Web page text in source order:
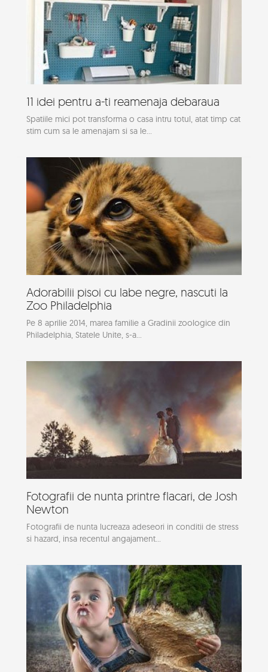
11 idei pentru a-ti reamenaja debaraua
Spatiile mici pot transforma o casa intru totul, atat timp cat
stim cum sa le amenajam si sa le...
Adorabilii pisoi cu labe negre, nascuti la
Zoo Philadelphia
Pe 8 aprilie 2014, marea familie a Gradinii zoologice din
Philadelphia, Statele Unite, s-a...
Fotografii de nunta printre flacari, de Josh
Newton
Fotografii de nunta lucreaza adeseori in conditii de stress
si hazard, insa recentul angajament...